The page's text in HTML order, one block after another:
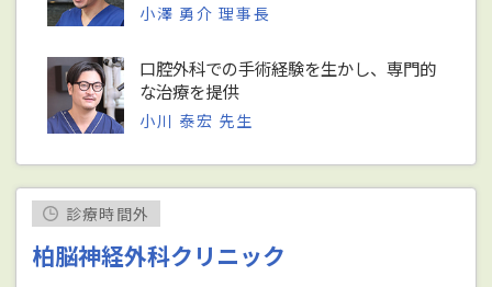
小澤 勇介 理事長
口腔外科での手術経験を生かし、専門的
な治療を提供
小川 泰宏 先生
診療時間外
柏脳神経外科クリニック